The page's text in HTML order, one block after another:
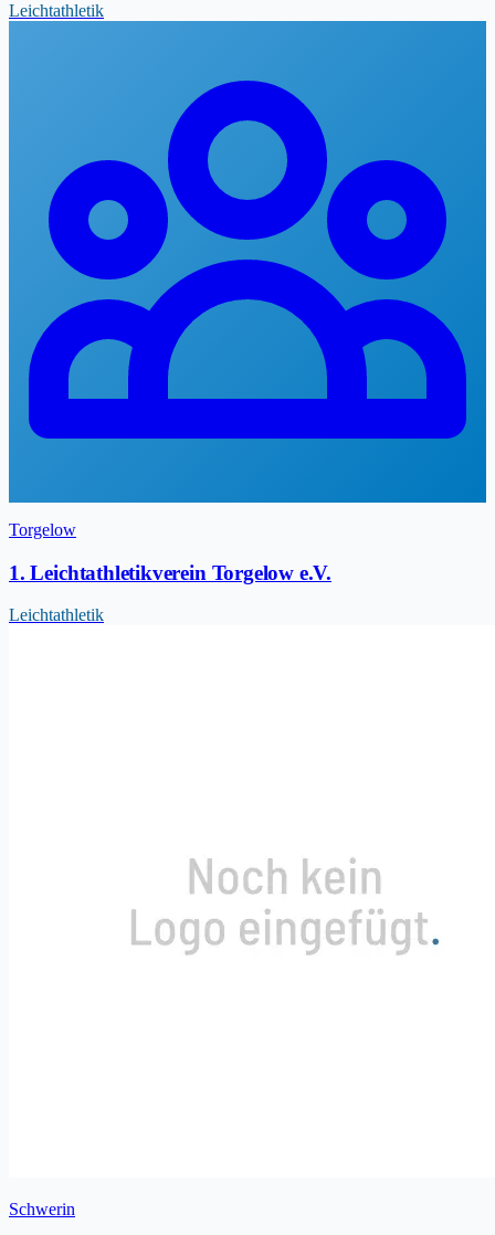
Leichtathletik
Torgelow
1. Leichtathletikverein Torgelow e.V.
Leichtathletik
Schwerin